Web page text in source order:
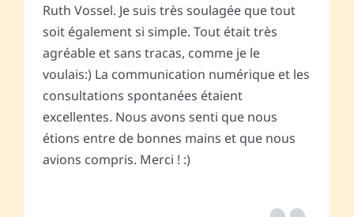
Ruth Vossel. Je suis très soulagée que tout
soit également si simple. Tout était très
agréable et sans tracas, comme je le
voulais:) La communication numérique et les
consultations spontanées étaient
excellentes. Nous avons senti que nous
étions entre de bonnes mains et que nous
avions compris. Merci ! :)